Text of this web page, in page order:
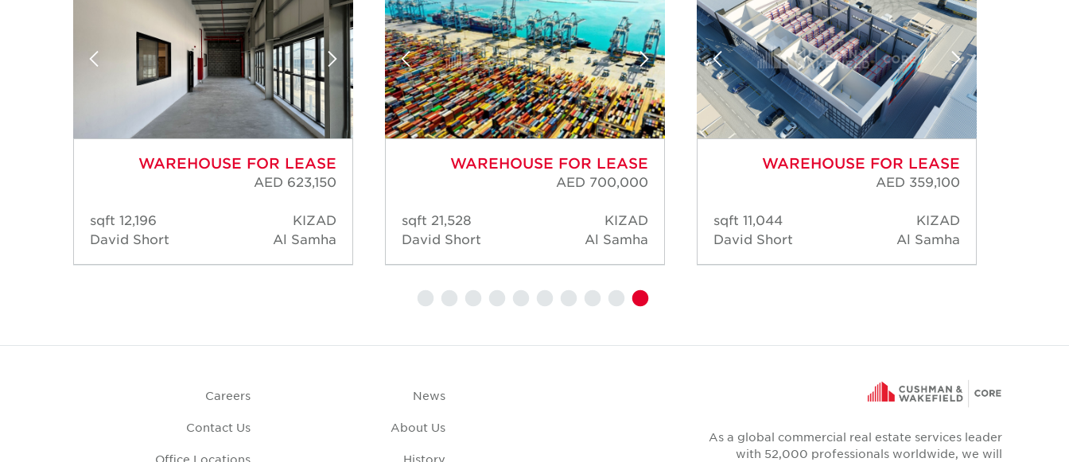
WAREHOUSE FOR LEASE
AED 359,100
KIZAD
Al Samha
11,044 sqft
David Short
WAREHOUSE FOR LEASE
AED 700,000
KIZAD
Al Samha
21,528 sqft
David Short
WAREHOUSE FOR LEASE
AED 623,150
KIZAD
Al Samha
12,196 sqft
David Short
As a global commercial real estate services leader
with 52,000 professionals worldwide, we will
News
About Us
History
Careers
Contact Us
Office Locations